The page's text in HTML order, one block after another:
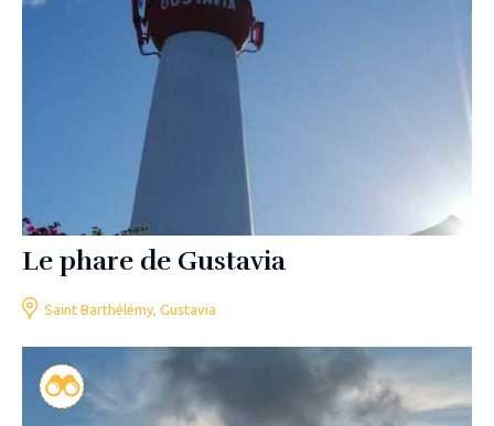
Le phare de Gustavia
Saint Barthélémy, Gustavia